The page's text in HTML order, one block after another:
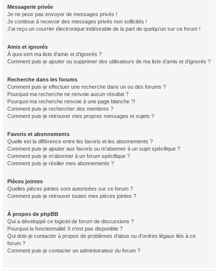
Messagerie privée
Je ne peux pas envoyer de messages privés !
Je continue à recevoir des messages privés non sollicités !
J’ai reçu un courrier électronique indésirable de la part de quelqu’un sur ce forum !
Amis et ignorés
À quoi sert ma liste d’amis et d’ignorés ?
Comment puis-je ajouter ou supprimer des utilisateurs de ma liste d’amis et d’ignorés ?
Recherche dans les forums
Comment puis-je effectuer une recherche dans un ou des forums ?
Pourquoi ma recherche ne renvoie aucun résultat ?
Pourquoi ma recherche renvoie à une page blanche ?!
Comment puis-je rechercher des membres ?
Comment puis-je retrouver mes propres messages et sujets ?
Favoris et abonnements
Quelle est la différence entre les favoris et les abonnements ?
Comment puis-je ajouter aux favoris ou m’abonner à un sujet spécifique ?
Comment puis-je m’abonner à un forum spécifique ?
Comment puis-je résilier mes abonnements ?
Pièces jointes
Quelles pièces jointes sont autorisées sur ce forum ?
Comment puis-je retrouver toutes mes pièces jointes ?
À propos de phpBB
Qui a développé ce logiciel de forum de discussions ?
Pourquoi la fonctionnalité X n’est pas disponible ?
Qui dois-je contacter à propos de problèmes d’abus ou d’ordres légaux liés à ce
forum ?
Comment puis-je contacter un administrateur du forum ?